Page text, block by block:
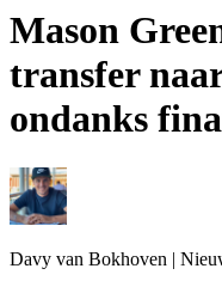
Mason
transfer
ondanks
Davy van Bokhoven |